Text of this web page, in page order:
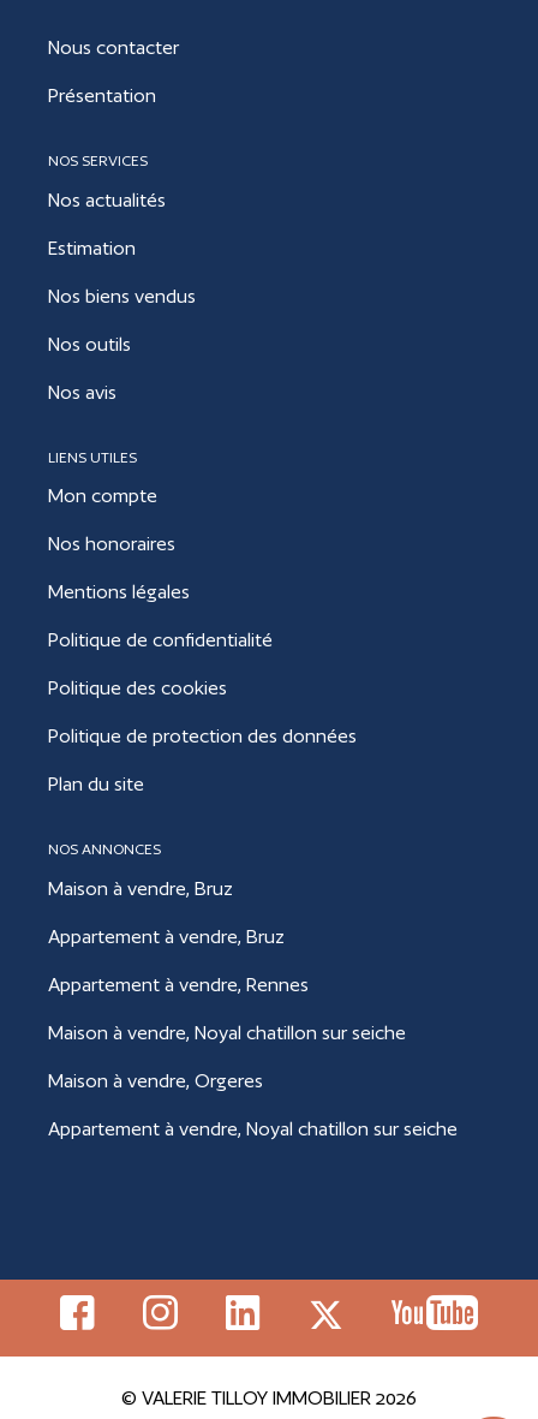
Nous contacter
Présentation
NOS SERVICES
Nos actualités
Estimation
Nos biens vendus
Nos outils
Nos avis
LIENS UTILES
Mon compte
Nos honoraires
Mentions légales
Politique de confidentialité
Politique des cookies
Politique de protection des données
Plan du site
NOS ANNONCES
Maison à vendre, Bruz
Appartement à vendre, Bruz
Appartement à vendre, Rennes
Maison à vendre, Noyal chatillon sur seiche
Maison à vendre, Orgeres
Appartement à vendre, Noyal chatillon sur seiche
© VALERIE TILLOY IMMOBILIER 2026